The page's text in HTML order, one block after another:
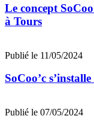
Le concept
à Tours
Publié le 11/05/2024
SoCoo’c
Publié le 07/05/2024